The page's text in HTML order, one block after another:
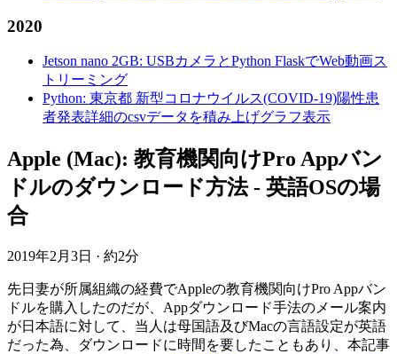
2020
Jetson nano 2GB: USBカメラとPython FlaskでWeb動画ス
トリーミング
Python: 東京都 新型コロナウイルス(COVID-19)陽性患
者発表詳細のcsvデータを積み上げグラフ表示
Apple (Mac): 教育機関向けPro Appバン
ドルのダウンロード方法 - 英語OSの場
合
2019年2月3日 · 約2分
先日妻が所属組織の経費でAppleの教育機関向けPro Appバン
ドルを購入したのだが、Appダウンロード手法のメール案内
が日本語に対して、当人は母国語及びMacの言語設定が英語
だった為、ダウンロードに時間を要したこともあり、本記事